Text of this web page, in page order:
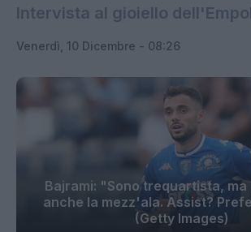
Intervista al gioiello
Venerdì, 10 Dicembre - 08:26
Bajrami: "Sono trequartista,
anche la mezz'ala. Assist?
(Getty Images)